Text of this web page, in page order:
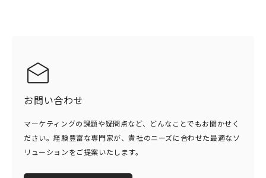
お問い合わせ
マーケティングの課題や疑問点など、どんなことでもお聞かせく
ださい。経験豊富な専門家が、貴社のニーズに合わせた最適なソ
リューションをご提案いたします。